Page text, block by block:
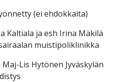
(ei ehdokkaita)
Kaltiala ja esh Irina Mäkilä
muistipoliklinikka
Lis Hytönen Jyväskylän